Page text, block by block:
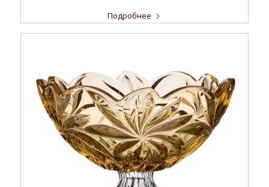
Подробнее